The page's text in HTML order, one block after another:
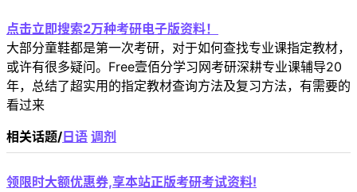
点击立即搜索2万种考研电子版资料！
大部分童鞋都是第一次考研，对于如何查找专业课指定教材，
或许有很多疑问。Free壹佰分学习网考研深耕专业课辅导20
年，总结了超实用的指定教材查询方法及复习方法，有需要的
看过来
相关话题/日语 调剂
领限时大额优惠券,享本站正版考研考试资料!